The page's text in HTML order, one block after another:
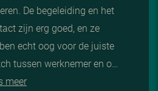
De begeleiding en het
zijn erg goed, en ze
echt oog voor de juiste
tussen werknemer en o…
meer